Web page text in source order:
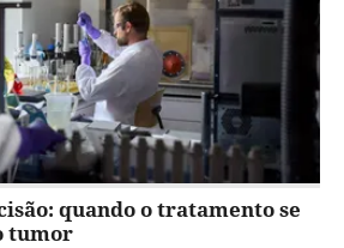
quando o tratamento se
tumor